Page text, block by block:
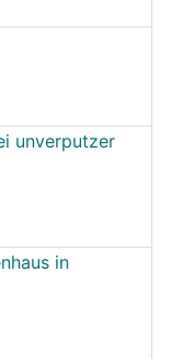
unverputzer
in